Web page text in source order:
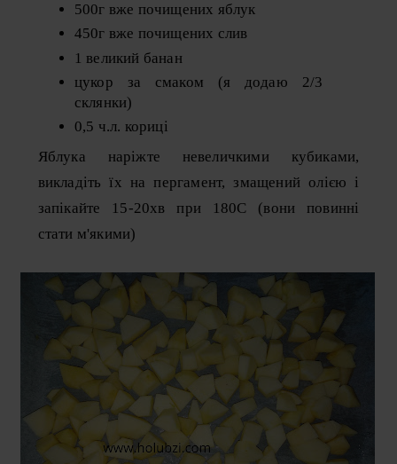
500г вже почищених яблук
450г вже почищених слив
1 великий банан
цукор за смаком (я додаю 2/3
склянки)
0,5 ч.л. кориці
Яблука наріжте невеличкими кубиками,
викладіть їх на пергамент, змащений олією і
запікайте 15-20хв при 180С (вони повинні
стати м'якими)